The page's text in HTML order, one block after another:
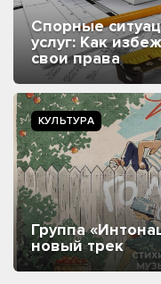
Спорные
услуг: Как
свои права
КУЛЬТУРА
Группа
новый трек